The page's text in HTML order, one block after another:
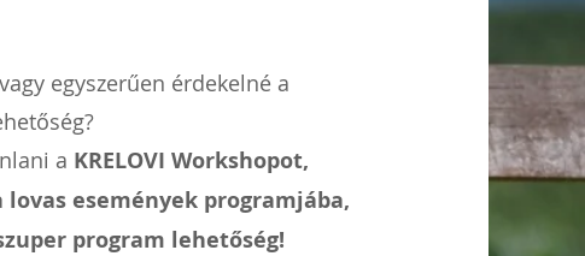
egyszerűen érdekelné a
a KRELOVI Workshopot,
események programjába,
program lehetőség!